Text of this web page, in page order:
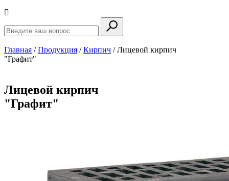
Главная / Продукция / Кирпич / Лицевой кирпич
"Графит"
Лицевой кирпич
"Графит"